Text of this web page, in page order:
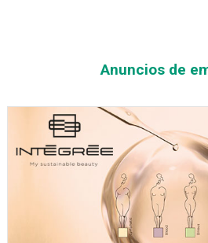
Anuncios de